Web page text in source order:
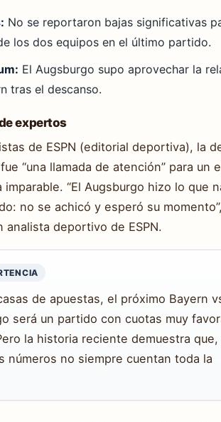
No se reportaron bajas significativas
los dos equipos en el último partido.
El Augsburgo supo aprovechar la
tras el descanso.
expertos
de ESPN (editorial deportiva), la
“una llamada de atención” para un
imparable. “El Augsburgo hizo lo que
no se achicó y esperó su
analista deportivo de ESPN.
de apuestas, el próximo Bayern
será un partido con cuotas muy
la historia reciente demuestra
números no siempre cuentan toda la